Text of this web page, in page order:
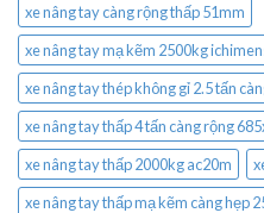
xe nâng tay càng rộng thấp 51mm
xe nâng tay mạ kẽm 2500kg
xe nâng tay thép không gỉ 2.5 tấn
xe nâng tay thấp 4 tấn càng rộng
xe nâng tay thấp 2000kg ac20m
xe nâng tay thấp mạ kẽm càng hẹp